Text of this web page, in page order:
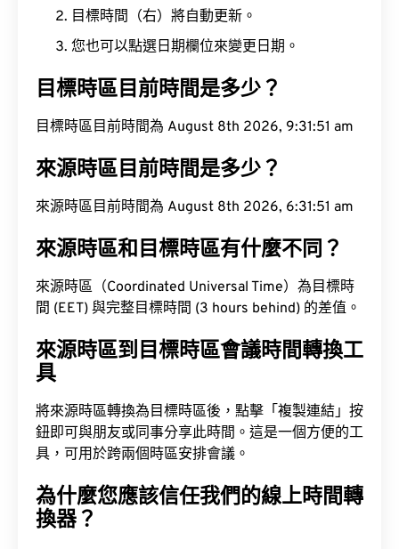
目標時間（右）將自動更新。
您也可以點選日期欄位來變更日期。
目標時區目前時間是多少？
目標時區目前時間為 August 8th 2026, 9:31:52 am
來源時區目前時間是多少？
來源時區目前時間為 August 8th 2026, 6:31:52 am
來源時區和目標時區有什麼不同？
來源時區（Coordinated Universal Time）為目標時
間 (EET) 與完整目標時間 (3 hours behind) 的差值。
來源時區到目標時區會議時間轉換工
具
將來源時區轉換為目標時區後，點擊「複製連結」按
鈕即可與朋友或同事分享此時間。這是一個方便的工
具，可用於跨兩個時區安排會議。
為什麼您應該信任我們的線上時間轉
換器？